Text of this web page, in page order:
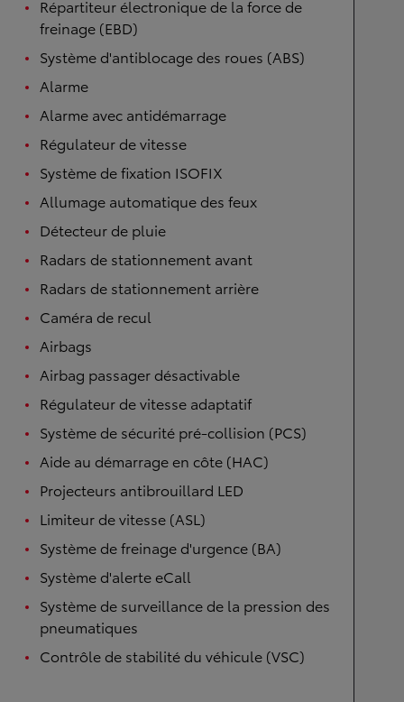
Répartiteur électronique de la force de
freinage (EBD)
Système d'antiblocage des roues (ABS)
Alarme
Alarme avec antidémarrage
Régulateur de vitesse
Système de fixation ISOFIX
Allumage automatique des feux
Détecteur de pluie
Radars de stationnement avant
Radars de stationnement arrière
Caméra de recul
Airbags
Airbag passager désactivable
Régulateur de vitesse adaptatif
Système de sécurité pré-collision (PCS)
Aide au démarrage en côte (HAC)
Projecteurs antibrouillard LED
Limiteur de vitesse (ASL)
Système de freinage d'urgence (BA)
Système d'alerte eCall
Système de surveillance de la pression des
pneumatiques
Contrôle de stabilité du véhicule (VSC)